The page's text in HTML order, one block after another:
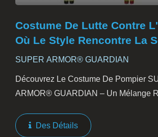
Costume De Lutte Contre
Où Le Style Rencontre La
SUPER ARMOR® GUARDIAN
Découvrez Le Costume De Pompier
ARMOR® GUARDIAN – Un Mélange
Pour Améliorer Les Performances Des
Des Détails